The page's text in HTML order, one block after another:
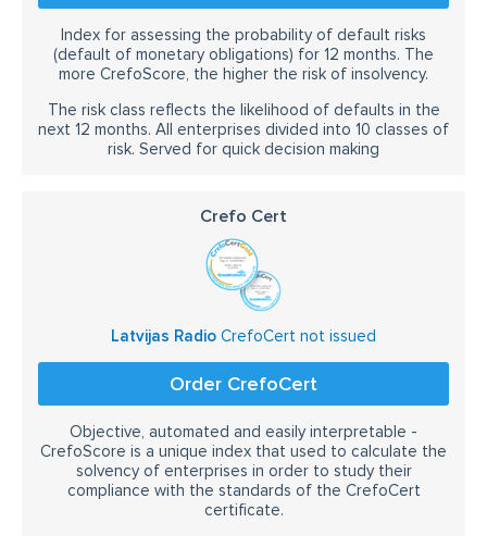
Index for assessing the probability of default risks
(default of monetary obligations) for 12 months. The
more CrefoScore, the higher the risk of insolvency.
The risk class reflects the likelihood of defaults in the
next 12 months. All enterprises divided into 10 classes of
risk. Served for quick decision making
Crefo Cert
Latvijas Radio CrefoCert not issued
Order CrefoCert
Objective, automated and easily interpretable -
CrefoScore is a unique index that used to calculate the
solvency of enterprises in order to study their
compliance with the standards of the CrefoCert
certificate.